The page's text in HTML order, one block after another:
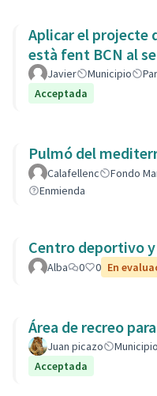
Aplicar el projecte
està fent BCN al
Javier Municipio
Acceptada
Pulmó del
Calafellenc Fondo
Enmienda
Centro deportivo
Alba 0 0 En
Área de recreo
Juan picazo Municipio
Acceptada